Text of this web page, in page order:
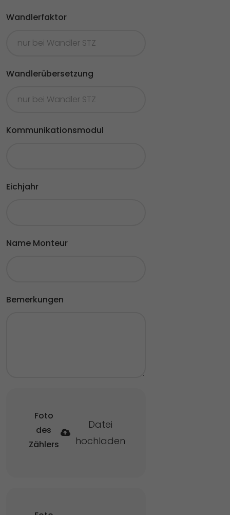
Wandlerfaktor
Wandlerübersetzung
Kommunikationsmodul
Eichjahr
Name Monteur
Bemerkungen
Foto
des
Zählers
Datei
hochladen